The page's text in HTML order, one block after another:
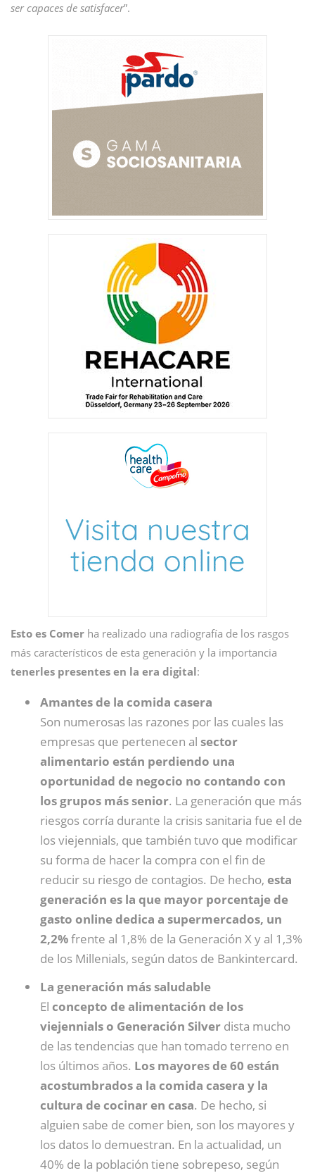
ser capaces de satisfacer”.
Esto es Comer ha realizado una radiografía de los rasgos
más característicos de esta generación y la importancia
tenerles presentes en la era digital:
Amantes de la comida casera
Son numerosas las razones por las cuales las
empresas que pertenecen al sector
alimentario están perdiendo una
oportunidad de negocio no contando con
los grupos más senior. La generación que más
riesgos corría durante la crisis sanitaria fue el de
los viejennials, que también tuvo que modificar
su forma de hacer la compra con el fin de
reducir su riesgo de contagios. De hecho, esta
generación es la que mayor porcentaje de
gasto online dedica a supermercados, un
2,2%frente al 1,8% de la Generación X y al 1,3%
de los Millenials, según datos de Bankintercard.
La generación más saludable
El concepto de alimentación de los
viejennials o Generación Silver dista mucho
de las tendencias que han tomado terreno en
los últimos años. Los mayores de 60 están
acostumbrados a la comida casera y la
cultura de cocinar en casa. De hecho, si
alguien sabe de comer bien, son los mayores y
los datos lo demuestran. En la actualidad, un
40% de la población tiene sobrepeso, según